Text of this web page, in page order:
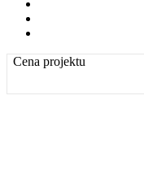
Cena projektu